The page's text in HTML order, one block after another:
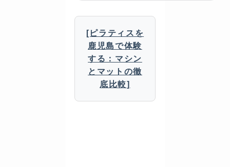
[ピラティスを
鹿児島で体験
する：マシン
とマットの徹
底比較]